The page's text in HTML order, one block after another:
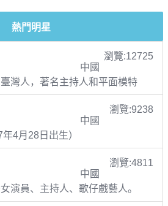
熱門明星
瀏覽:12725
中國
灣人，著名主持人和平面模特
瀏覽:9238
中國
4月28日出生）
瀏覽:4811
中國
演員、主持人、歌仔戲藝人。